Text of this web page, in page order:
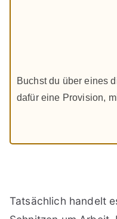
Buchst du über eines
dafür eine Provision,
Tatsächlich handelt